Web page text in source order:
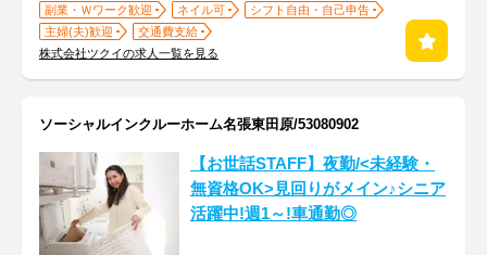
副業・Ｗワーク歓迎 ネイル可
シフト自由・自己申告
主婦(夫)歓迎
交通費支給
株式会社ツクイの求人一覧を見る
ソーシャルインクルーホーム名張東田原/53080902
【お世話STAFF】夜勤/<未経験・
無資格OK>見回りがメイン♪シニア
活躍中!週1～!車通勤◎